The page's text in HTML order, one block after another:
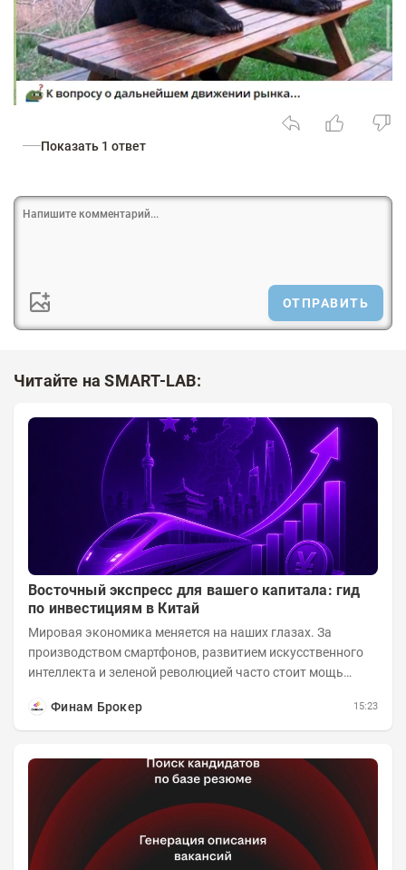
Показать 1 ответ
ОТПРАВИТЬ
Читайте на SMART-LAB:
Восточный экспресс для вашего капитала: гид
по инвестициям в Китай
Мировая экономика меняется на наших глазах. За
производством смартфонов, развитием искусственного
интеллекта и зеленой революцией часто стоит мощь
Финам Брокер
15:23